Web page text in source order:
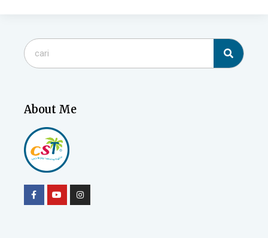
About Me
Aim High 2 – iTools
Selain textbooks, CST juga menggunakan iTools sebagai
pelengkap sumber belajar digital siswa.
THERE...
WEBSITE.
We thank you for your patience during this website maintenance and
apologize for any inconvenience caused.